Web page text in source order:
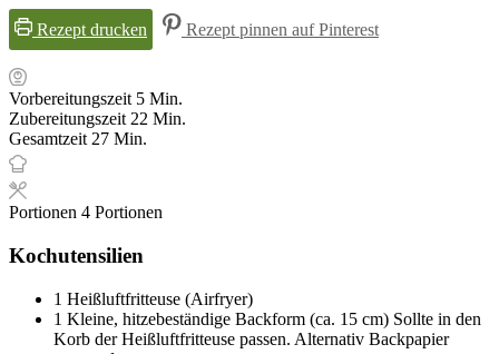
Rezept drucken Rezept pinnen auf Pinterest
Vorbereitungszeit 5Minuten
Min.
Zubereitungszeit22 Minuten
Min.
Gesamtzeit27Minuten
Min.
Portionen 4 Portionen
Kochutensilien
1 Heißluftfritteuse (Airfryer)
1 Kleine, hitzebeständige Backform (ca. 15 cm) Sollte in den
Korb der Heißluftfritteuse passen. Alternativ Backpapier